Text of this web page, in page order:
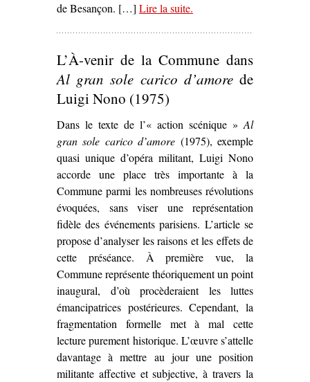
de Besançon. […] Lire la suite– ‘
.
L’À-venir de la Commune dans
Al gran sole carico d’amorede
Luigi Nono (1975)
Dans le texte de l’« action scénique »Al
gran sole carico d’amore (1975), exemple
quasi unique d’opéra militant, Luigi Nono
accorde une place très importante à la
Commune parmi les nombreuses révolutions
évoquées, sans viser une représentation
fidèle des événements parisiens. L’article se
propose d’analyser les raisons et les effets de
cette préséance. À première vue, la
Commune représente théoriquement un point
inaugural, d’où procèderaient les luttes
émancipatrices postérieures. Cependant, la
fragmentation formelle met à mal cette
lecture purement historique. L’œuvre s’attelle
davantage à mettre au jour une position
militante affective et subjective, à travers la